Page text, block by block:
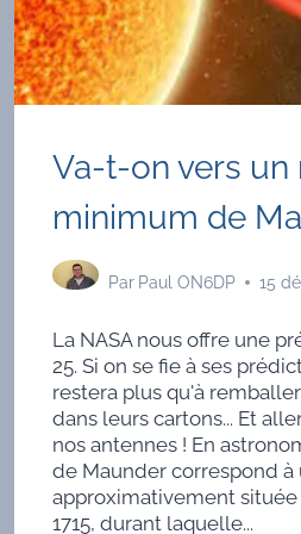
Va-t-on vers un
minimum de
Par Paul ON6DP 15
La NASA nous offre une
25. Si on se fie à ses
restera plus qu'à
dans leurs cartons... Et
nos antennes ! En
de Maunder correspond à
approximativement située
1715, durant laquelle...